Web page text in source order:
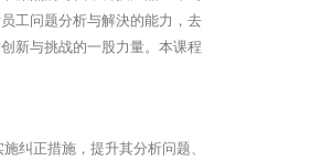
工问题分析与解決的能力，去
新与挑战的一股力量。本课程
纠正措施，提升其分析问题、